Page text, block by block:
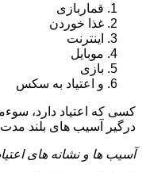
قماربازی
غذا خوردن
اینترنت
موبایل
بازی
و اعتیاد به سکس
کسی که اعتیاد دارد،
درگیر آسیب های بلند
آسیب ها و نشانه های